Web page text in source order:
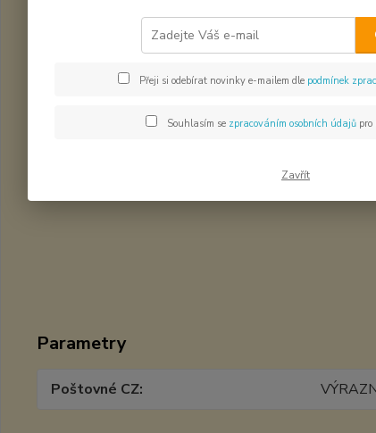
Parametry
Poštovné CZ
Přeji si odebírat novinky e-mailem dle podmínek
Souhlasím se zpracováním osobních údajůpro
Zavřít